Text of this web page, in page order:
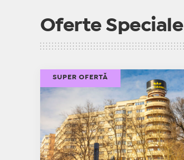
Oferte Speciale
SUPER OFERTĂ